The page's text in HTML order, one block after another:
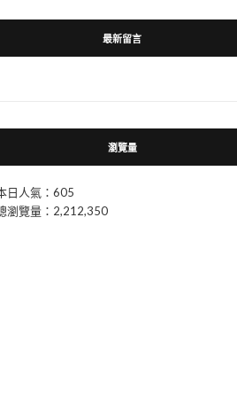
最新留言
瀏覽量
日人氣：605
瀏覽量：2,212,350